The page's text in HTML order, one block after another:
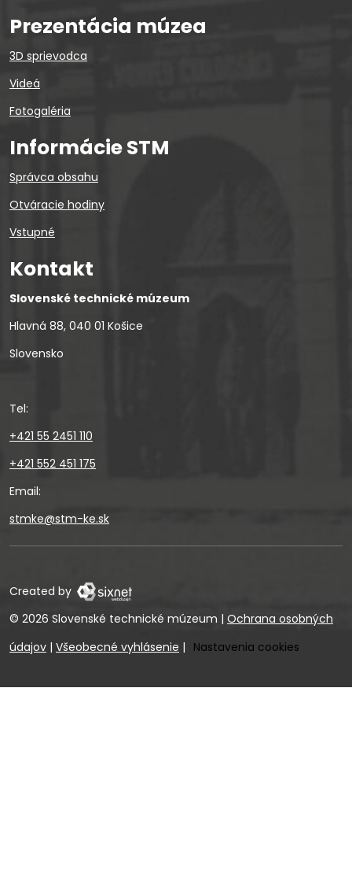
Prezentácia múzea
3D sprievodca
Videá
Fotogaléria
Informácie STM
Správca obsahu
Otváracie hodiny
Vstupné
Kontakt
Slovenské technické múzeum
Hlavná 88, 040 01 Košice
Slovensko
Tel:
+421 55 2451 110
+421 552 451 175
Email:
stmke@stm-ke.sk
Created by
© 2026 Slovenské technické múzeum | Ochrana osobných
údajov | Všeobecné vyhlásenie | Nastavenia cookies